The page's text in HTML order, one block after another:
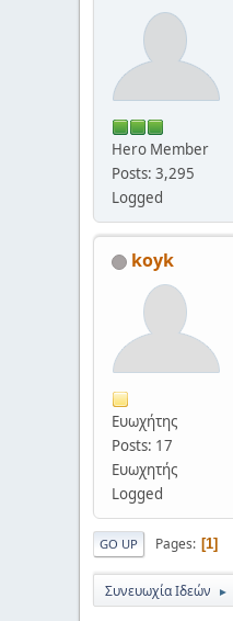
Hero Member
Posts: 3,295
Logged
koyk
Ευωχήτης
Posts: 17
Ευωχητής
Logged
GO UP Pages 1
Συνευωχία Ιδεών ►